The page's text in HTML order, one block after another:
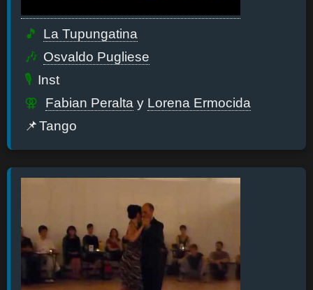
La Tupungatina
Osvaldo Pugliese
Inst
Fabian Peralta y Lorena Ermocida
Tango